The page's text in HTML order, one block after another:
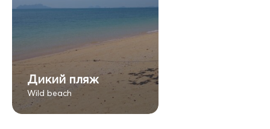
Дикий пляж
Wild beach